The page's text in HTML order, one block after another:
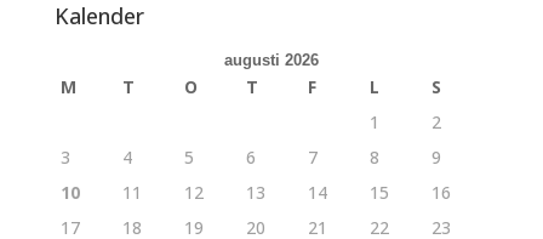
Kalender
augusti 2026
M T O T F L
S
1
2
3
4 5 6 7 8
9
10
11 12 13 14 15
16
17
18 19 20 21 22
23